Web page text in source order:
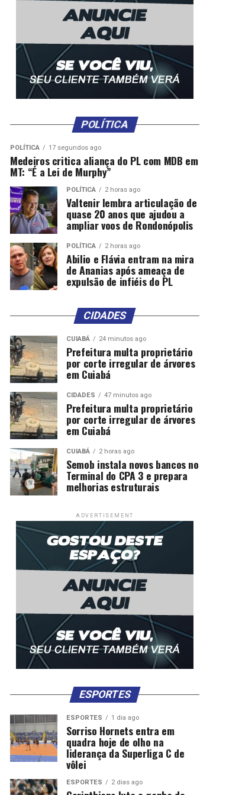
POLÍTICA
POLÍTICA 17 segundos ago
Medeiros critica aliança do PL com MDB em
MT: “É a Lei de Murphy”
POLÍTICA 2 horas ago
Valtenir lembra articulação de
quase 20 anos que ajudou a
ampliar voos de Rondonópolis
POLÍTICA 2 horas ago
Abilio e Flávia entram na mira
de Ananias após ameaça de
expulsão de infiéis do PL
CIDADES
CUIABÁ 24 minutos ago
Prefeitura multa proprietário
por corte irregular de árvores
em Cuiabá
CIDADES 47 minutos ago
Prefeitura multa proprietário
por corte irregular de árvores
em Cuiabá
CUIABÁ 2 horas ago
Semob instala novos bancos no
Terminal do CPA 3 e prepara
melhorias estruturais
ADVERTISEMENT
ESPORTES
ESPORTES 1 dia ago
Sorriso Hornets entra em
quadra hoje de olho na
liderança da Superliga C de
vôlei
ESPORTES 2 dias ago